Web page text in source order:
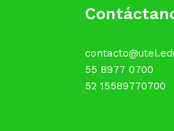
55 8977 0700
52 15589770700